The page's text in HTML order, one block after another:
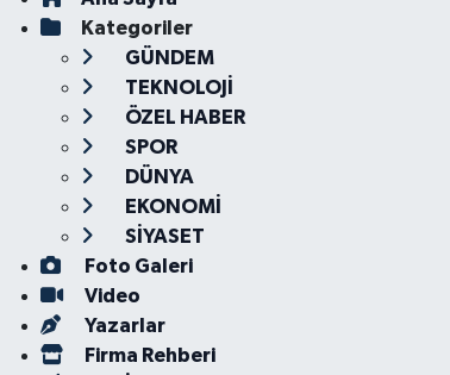
Kategoriler
GÜNDEM
TEKNOLOJİ
ÖZEL HABER
SPOR
DÜNYA
EKONOMİ
SİYASET
Foto Galeri
Video
Yazarlar
Firma Rehberi